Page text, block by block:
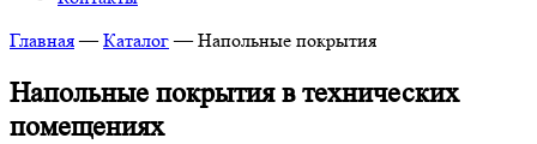
Главная — Каталог — Напольные покрытия
Напольные покрытия в технических
помещениях